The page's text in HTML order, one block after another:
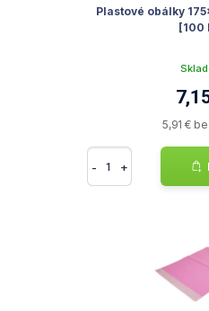
Plastové obálky
[100
5,91 €
- +